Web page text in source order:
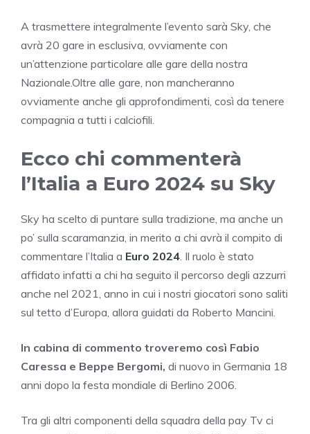
A trasmettere integralmente l’evento sarà Sky, che
avrà 20 gare in esclusiva, ovviamente con
un’attenzione particolare alle gare della nostra
Nazionale.Oltre alle gare, non mancheranno
ovviamente anche gli approfondimenti, così da tenere
compagnia a tutti i calciofili.
Ecco chi commenterà
l’Italia a Euro 2024 su Sky
Sky ha scelto di puntare sulla tradizione, ma anche un
po’ sulla scaramanzia, in merito a chi avrà il compito di
commentare l’Italia a Euro 2024 . Il ruolo è stato
affidato infatti a chi ha seguito il percorso degli azzurri
anche nel 2021, anno in cui i nostri giocatori sono saliti
sul tetto d’Europa, allora guidati da Roberto Mancini.
In cabina di commento troveremo così Fabio
Caressa e Beppe Bergomi, di nuovo in Germania 18
anni dopo la festa mondiale di Berlino 2006.
Tra gli altri componenti della squadra della pay Tv ci